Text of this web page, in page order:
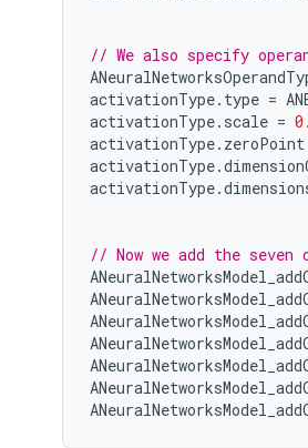
// We also specify
activationType. type =
activationType. scale =
activationType. zeroPoint
activationType.
activationType.
// Now we add the